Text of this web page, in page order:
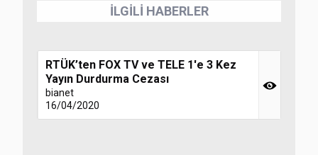
İLGİLİ HABERLER
RTÜK’ten FOX TV ve TELE 1'e 3 Kez
Yayın Durdurma Cezası
bianet
16/04/2020